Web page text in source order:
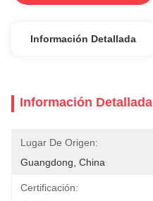
Información Detallada
Información Detallada
Lugar De Origen:
Guangdong, China
Certificación: